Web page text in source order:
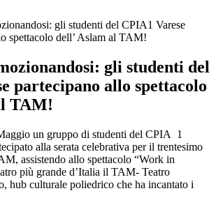
gli studenti del CPIA1 Varese
spettacolo dell’ Aslam al TAM!
gli studenti del
partecipano allo spettacolo
TAM!
un gruppo di studenti del CPIA 1
alla serata celebrativa per il trentesimo
assistendo allo spettacolo “Work in
più grande d’Italia il TAM- Teatro
hub culturale poliedrico che ha incantato i